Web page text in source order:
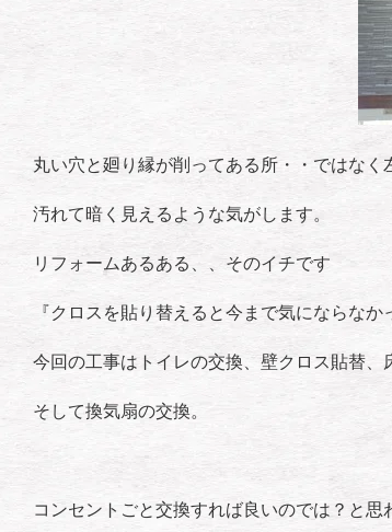
丸い穴と廻り縁が削ってある所・・ではなく
汚れて暗く見えるような気がします。
リフォームあるある、、そのイチです
『クロスを貼り替えると今まで気にならなか
今回の工事はトイレの交換、壁クロス貼替、
そして換気扇の交換。
コンセントごと交換すれば良いのでは？と思